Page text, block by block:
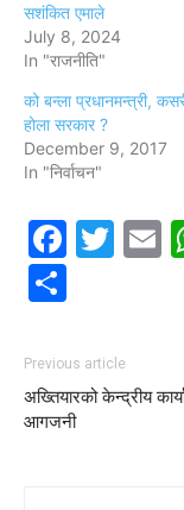
सशंकित एमाले
July 8, 2024
In "राजनीति"
को बन्ला प्रधानमन्त्री,
होला सरकार ?
December 9, 2017
In "निर्वाचन"
Previous article
अख्तियारको केन्द्रीय
आगजनी